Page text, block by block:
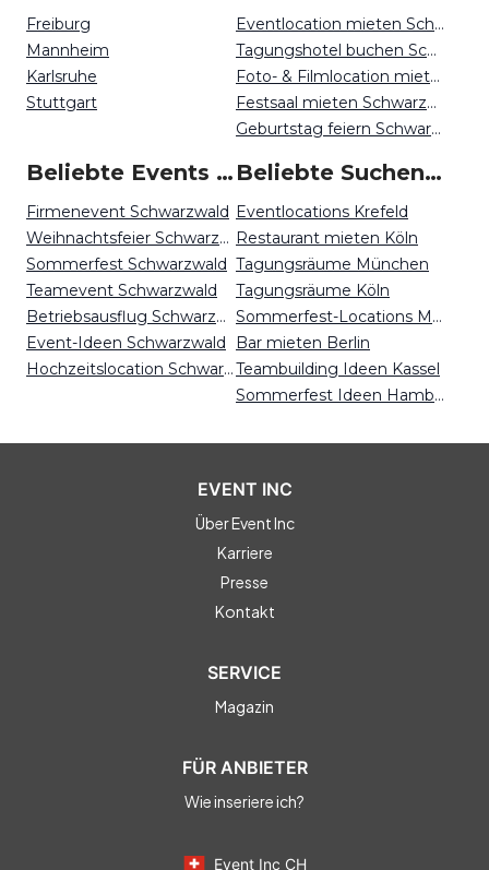
Freiburg
Mannheim
Karlsruhe
Stuttgart
Eventlocation mieten Schwarzwald
Tagungshotel buchen Schwarzwald
Foto- & Filmlocation mieten Schwarzwald
Festsaal mieten Schwarzwald
Geburtstag feiern Schwarzwald
Beliebte Events in Schwarzwald
Firmenevent Schwarzwald
Weihnachtsfeier Schwarzwald
Sommerfest Schwarzwald
Teamevent Schwarzwald
Betriebsausflug Schwarzwald
Event-Ideen Schwarzwald
Hochzeitslocation Schwarzwald
Beliebte Suchen auf Event Inc
Eventlocations Krefeld
Restaurant mieten Köln
Tagungsräume München
Tagungsräume Köln
Sommerfest-Locations Münster
Bar mieten Berlin
Teambuilding Ideen Kassel
Sommerfest Ideen Hamburg
EVENT INC
Über Event Inc
Karriere
Presse
Kontakt
SERVICE
Magazin
FÜR ANBIETER
Wie inseriere ich?
Event Inc CH